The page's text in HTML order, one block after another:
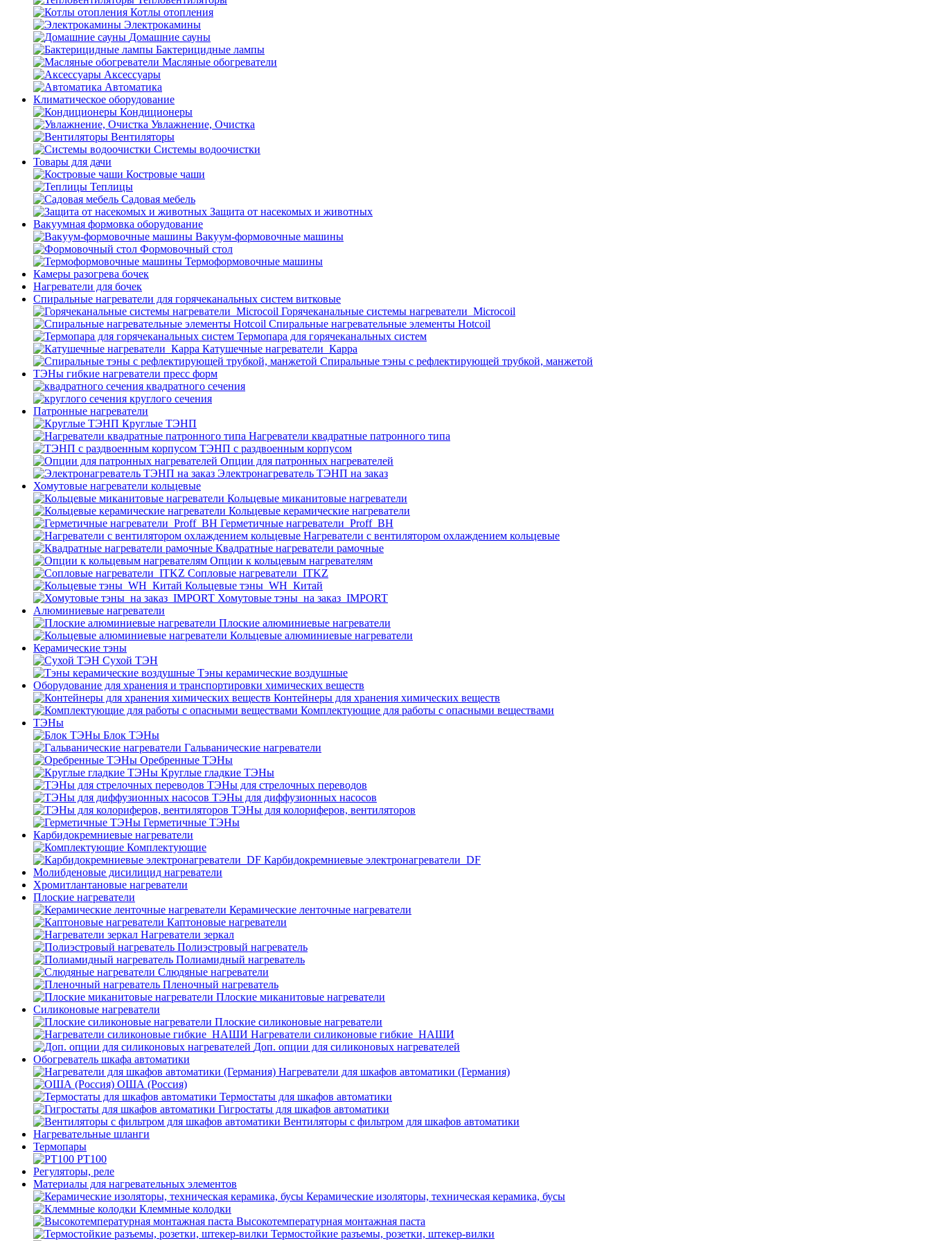
Котлы отопления
Электрокамины
Домашние сауны
Бактерицидные лампы
Масляные обогреватели
Аксессуары
Автоматика
Климатическое оборудование
Кондиционеры
Увлажнение, Очистка
Вентиляторы
Системы водоочистки
Товары для дачи
Костровые чаши
Теплицы
Садовая мебель
Защита от насекомых и животных
Вакуумная формовка оборудование
Вакуум-формовочные машины
Формовочный стол
Термоформовочные машины
Камеры разогрева бочек
Нагреватели для бочек
Спиральные нагреватели для горячеканальных систем витковые
Горячеканальные системы нагреватели_Microcoil
Спиральные нагревательные элементы Hotcoil
Термопара для горячеканальных систем
Катушечные нагреватели_Карра
Спиральные тэны с рефлектирующей трубкой, манжетой
ТЭНы гибкие нагреватели пресс форм
квадратного сечения
круглого сечения
Патронные нагреватели
Круглые ТЭНП
Нагреватели квадратные патронного типа
ТЭНП с раздвоенным корпусом
Опции для патронных нагревателей
Электронагреватель ТЭНП на заказ
Хомутовые нагреватели кольцевые
Кольцевые миканитовые нагреватели
Кольцевые керамические нагреватели
Герметичные нагреватели_Proff_BH
Нагреватели с вентилятором охлаждением кольцевые
Квадратные нагреватели рамочные
Опции к кольцевым нагревателям
Cопловые нагреватели_ITKZ
Кольцевые тэны_WH_Китай
Хомутовые тэны_на заказ_IMPORT
Алюминиевые нагреватели
Плоские алюминиевые нагреватели
Кольцевые алюминиевые нагреватели
Керамические тэны
Сухой ТЭН
Тэны керамические воздушные
Оборудование для хранения и транспортировки химических веществ
Контейнеры для хранения химических веществ
Комплектующие для работы с опасными веществами
ТЭНы
Блок ТЭНы
Гальванические нагреватели
Оребренные ТЭНы
Круглые гладкие ТЭНы
ТЭНы для стрелочных переводов
ТЭНы для диффузионных насосов
ТЭНы для колориферов, вентиляторов
Герметичные ТЭНы
Карбидокремниевые нагреватели
Комплектующие
Карбидокремниевые электронагреватели_DF
Молибденовые дисилицид нагреватели
Хромитлантановые нагреватели
Плоские нагреватели
Керамические ленточные нагреватели
Каптоновые нагреватели
Нагреватели зеркал
Полиэстровый нагреватель
Полиамидный нагреватель
Слюдяные нагреватели
Пленочный нагреватель
Плоские миканитовые нагреватели
Силиконовые нагреватели
Плоские силиконовые нагреватели
Нагреватели силиконовые гибкие_НАШИ
Доп. опции для силиконовых нагревателей
Обогреватель шкафа автоматики
Нагреватели для шкафов автоматики (Германия)
ОША (Россия)
Термостаты для шкафов автоматики
Гигростаты для шкафов автоматики
Вентиляторы с фильтром для шкафов автоматики
Нагревательные шланги
Термопары
PT100
Регуляторы, реле
Материалы для нагревательных элементов
Керамические изоляторы, техническая керамика, бусы
Клеммные колодки
Высокотемпературная монтажная паста
Термостойкие разъемы, розетки, штекер-вилки